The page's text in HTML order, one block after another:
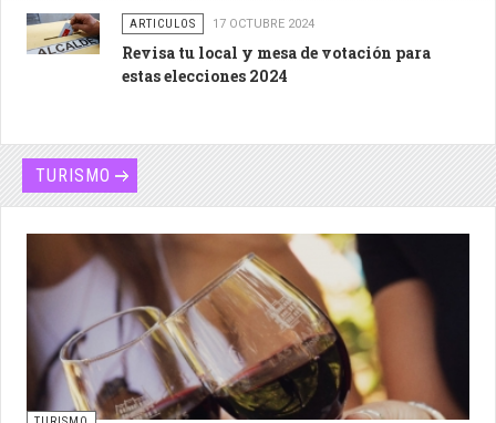
ARTICULOS 17 OCTUBRE 2024
Revisa tu local y mesa de votación para
estas elecciones 2024
TURISMO